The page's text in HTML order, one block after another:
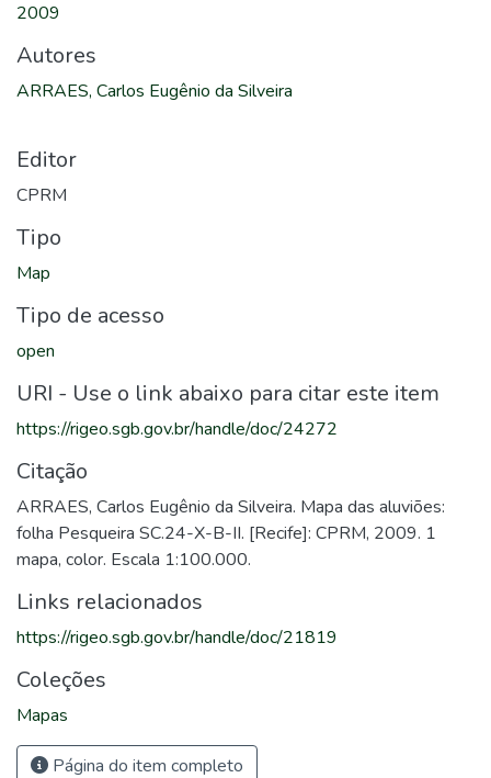
2009
Autores
ARRAES, Carlos Eugênio da Silveira
Editor
CPRM
Tipo
Map
Tipo de acesso
open
URI - Use o link abaixo para citar este item
https://rigeo.sgb.gov.br/handle/doc/24272
Citação
ARRAES, Carlos Eugênio da Silveira. Mapa das aluviões:
folha Pesqueira SC.24-X-B-II. [Recife]: CPRM, 2009. 1
mapa, color. Escala 1:100.000.
Links relacionados
https://rigeo.sgb.gov.br/handle/doc/21819
Coleções
Mapas
Página do item completo